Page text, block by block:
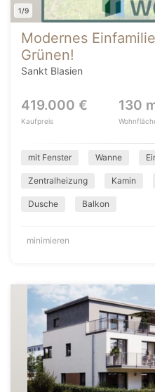
1/9
Modernes
Grünen!
Sankt Blasien
419.000 €
Kaufpreis
130
mit Fenster Wanne
Zentralheizung Kamin
Dusche Balkon
minimieren